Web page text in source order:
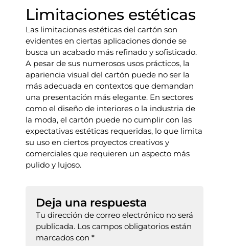
Limitaciones estéticas
Las limitaciones estéticas del cartón son
evidentes en ciertas aplicaciones donde se
busca un acabado más refinado y sofisticado.
A pesar de sus numerosos usos prácticos, la
apariencia visual del cartón puede no ser la
más adecuada en contextos que demandan
una presentación más elegante. En sectores
como el diseño de interiores o la industria de
la moda, el cartón puede no cumplir con las
expectativas estéticas requeridas, lo que limita
su uso en ciertos proyectos creativos y
comerciales que requieren un aspecto más
pulido y lujoso.
Deja una respuesta
Tu dirección de correo electrónico no será
publicada. Los campos obligatorios están
marcados con *